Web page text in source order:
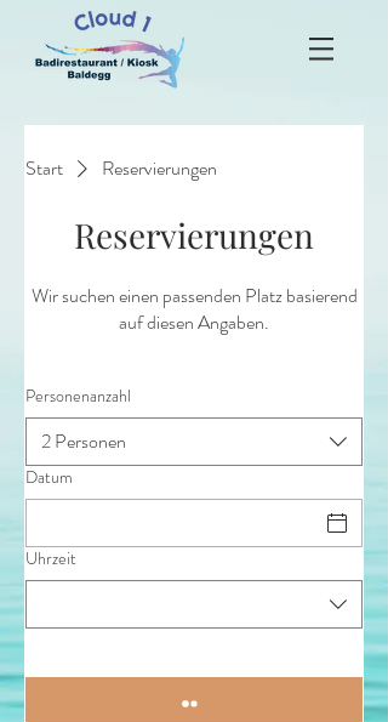
Start Reservierungen
Reservierungen
Wir suchen einen passenden Platz basierend
auf diesen Angaben.
Personenanzahl
2 Personen
Datum
Uhrzeit